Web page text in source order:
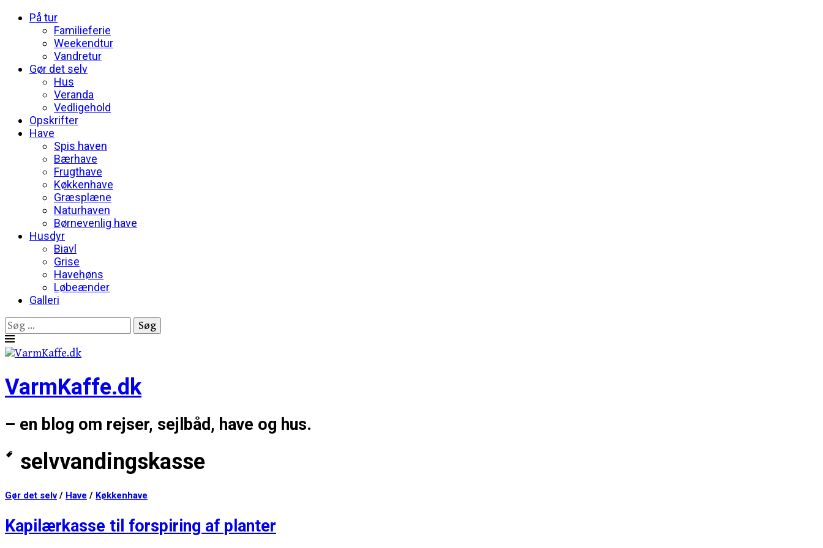
På tur
Familieferie
Weekendtur
Vandretur
Gør det selv
Hus
Veranda
Vedligehold
Opskrifter
Have
Spis haven
Bærhave
Frugthave
Køkkenhave
Græsplæne
Naturhaven
Børnevenlig have
Husdyr
Biavl
Grise
Havehøns
Løbeænder
Galleri
Søg
efter:
Skip
content
VarmKaffe.dk
– en blog om rejser, sejlbåd, have og hus.
selvvandingskasse
Gør det selv/ Have / Køkkenhave
Kapilærkasse til forspiring af planter